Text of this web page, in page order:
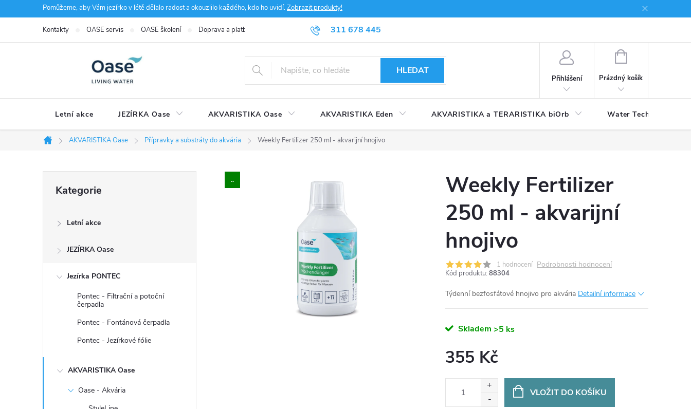
na
Pomůžeme, aby Vám jezírko v létě dělalo radost a okouzlilo každého, kdo ho uvidí.Zobrazit produkty!
311 678 445
Kontakty OASE servis OASE školení Doprava a platba Obchodní podmínky Ochrana údajů
HLEDAT
Přihlášení
NÁKUPNÍ
Prázdný košík
Letní akce JEZÍRKA Oase AKVARISTIKA Oase AKVARISTIKA Eden AKVARISTIKA a TERARISTIKA biOrb Water Technology
Domů
AKVARISTIKA Oase Přípravky a substráty do akvária Weekly Fertilizer 250 ml - akvarijní hnojivo
n
kategorie
Kategorie
Letní akce
JEZÍRKA Oase
Jezírka PONTEC
Pontec - Filtrační a potoční
čerpadla
Pontec - Fontánová čerpadla
Pontec - Jezírkové fólie
AKVARISTIKA Oase
Oase - Akvária
..
Weekly Fertilizer
250 ml - akvarijní
hnojivo
1 hodnocení Podrobnosti hodnocení
Kód produktu: 88304
Týdenní bezfosfátové hnojivo pro akvária Detailní informace
Skladem >5 ks
355 Kč
VLOŽIT DO KOŠÍKU